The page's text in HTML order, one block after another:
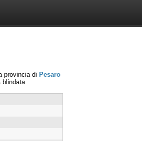
provincia di Pesaro
blindata